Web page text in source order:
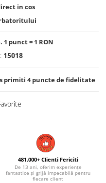
in cos
punct = 1 RON
15018
primiti 4puncte de fidelitate
481.000+ Clienti Fericiti
De 13 ani, oferim experiențe
fantastice și grijă impecabilă pentru
fiecare client